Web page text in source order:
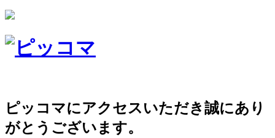
ピッコマにアクセスいただき誠にあり
がとうございます。